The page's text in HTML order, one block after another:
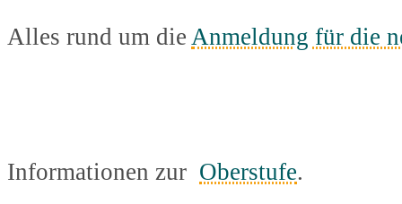
Alles rund um die Anmeldung für die
Informationen zur Oberstufe.